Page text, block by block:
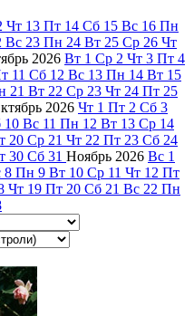
Чт 13 Пт 14 Сб 15 Вс 16 Пн
Вс 23 Пн 24 Вт 25 Ср 26 Чт
2026 Вт 1 Ср 2 Чт 3 Пт 4
11 Сб 12 Вс 13 Пн 14 Вт 15
21 Вт 22 Ср 23 Чт 24 Пт 25
2026 Чт 1 Пт 2 Сб 3
10 Вс 11 Пн 12 Вт 13 Ср 14
20 Ср 21 Чт 22 Пт 23 Сб 24
30 Сб 31 Ноябрь 2026 Вс 1
8 Пн 9 Вт 10 Ср 11 Чт 12 Пт
Чт 19 Пт 20 Сб 21 Вс 22 Пн